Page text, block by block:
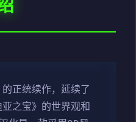
正统续作，延续了
亚之宝》的世界观和